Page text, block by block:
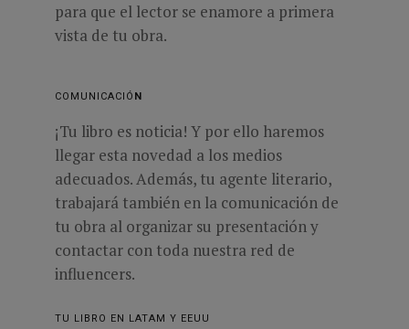
para que el lector se enamore a primera
vista de tu obra.
COMUNICACIÓ N
¡Tu libro es noticia! Ypor ello haremos
llegar esta novedad a los medios
adecuados. Además, tu agente literario,
trabajará también en la comunicación de
tu obra al organizar su presentación y
contactar con toda nuestra red de
influencers.
TU LIBRO EN LATAM Y EEUU